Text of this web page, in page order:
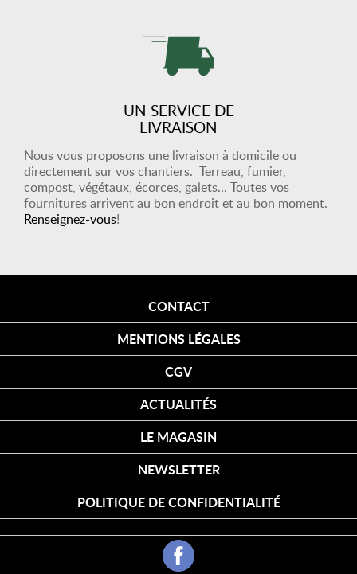
UN SERVICE DE
LIVRAISON
Nous vous proposons une livraison à domicile ou
directement sur vos chantiers. Terreau, fumier,
compost, végétaux, écorces, galets... Toutes vos
fournitures arrivent au bon endroit et au bon moment.
Renseignez-vous!
CONTACT
MENTIONS LÉGALES
CGV
ACTUALITÉS
LE MAGASIN
NEWSLETTER
POLITIQUE DE CONFIDENTIALITÉ
FACEBOOK
SONOFEP